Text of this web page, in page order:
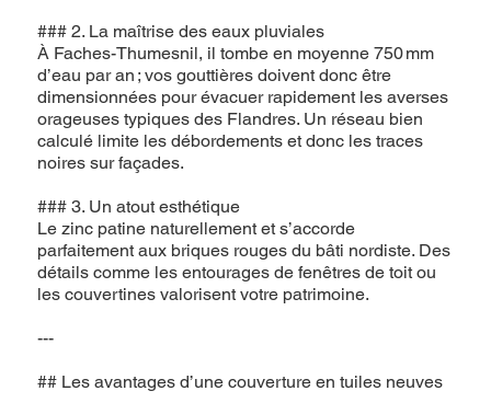
### 2. La maîtrise des eaux pluviales
À Faches-Thumesnil, il tombe en moyenne 750 mm
d’eau par an ; vos gouttières doivent donc être
dimensionnées pour évacuer rapidement les averses
orageuses typiques des Flandres. Un réseau bien
calculé limite les débordements et donc les traces
noires sur façades.
### 3. Un atout esthétique
Le zinc patine naturellement et s’accorde
parfaitement aux briques rouges du bâti nordiste. Des
détails comme les entourages de fenêtres de toit ou
les couvertines valorisent votre patrimoine.
---
## Les avantages d’une couverture en tuiles neuves